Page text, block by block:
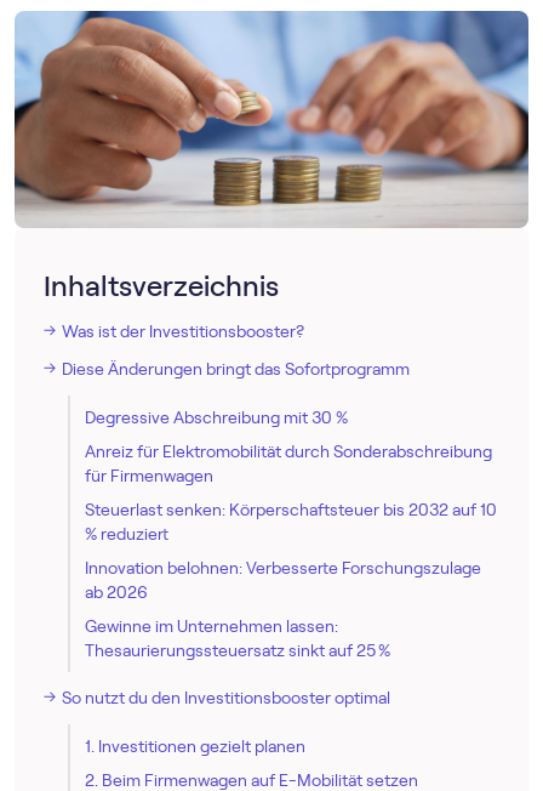
Inhaltsverzeichnis
Was ist der Investitionsbooster?
Diese Änderungen bringt das Sofortprogramm
Degressive Abschreibung mit 30 %
Anreiz für Elektromobilität durch Sonderabschreibung
für Firmenwagen
Steuerlast senken: Körperschaftsteuer bis 2032 auf 10
% reduziert
Innovation belohnen: Verbesserte Forschungszulage
ab 2026
Gewinne im Unternehmen lassen:
Thesaurierungssteuersatz sinkt auf 25 %
So nutzt du den Investitionsbooster optimal
1. Investitionen gezielt planen
2. Beim Firmenwagen auf E-Mobilität setzen